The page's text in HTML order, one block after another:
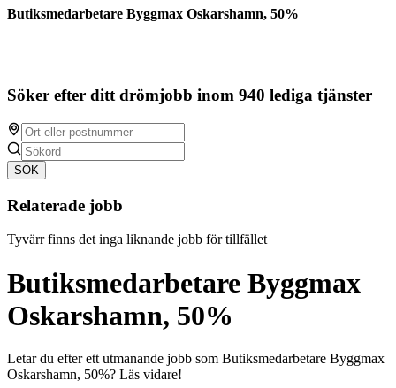
Butiksmedarbetare Byggmax Oskarshamn, 50%
Söker efter ditt drömjobb inom 940 lediga tjänster
SÖK
Relaterade jobb
Tyvärr finns det inga liknande jobb för tillfället
Butiksmedarbetare Byggmax
Oskarshamn, 50%
Letar du efter ett utmanande jobb som Butiksmedarbetare Byggmax
Oskarshamn, 50%? Läs vidare!